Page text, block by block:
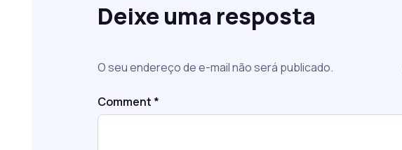
Deixe uma resposta
O seu endereço de e-mail não será publicado.
Comment *